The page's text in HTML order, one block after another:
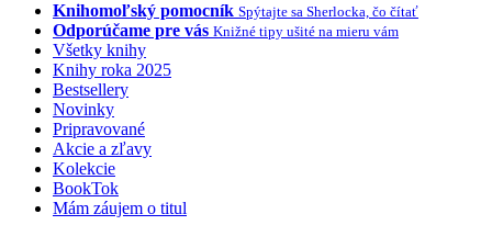
Knihomoľský pomocník Spýtajte sa Sherlocka, čo čítať
Odporúčame pre vás Knižné tipy ušité na mieru vám
Všetky knihy
Knihy roka 2025
Bestsellery
Novinky
Pripravované
Akcie a zľavy
Kolekcie
BookTok
Mám záujem o titul